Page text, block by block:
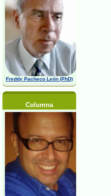
Freddy Pacheco León (PhD)
Columna